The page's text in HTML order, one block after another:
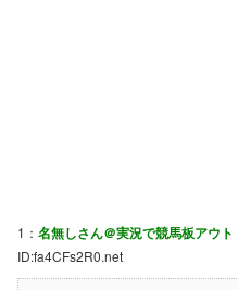
1： 名無しさん＠実況で競馬板アウト
ID:fa4CFs2R0.net